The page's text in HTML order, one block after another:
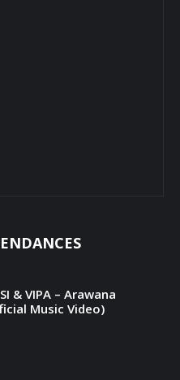
& VIPA – Arawana
Music Video)